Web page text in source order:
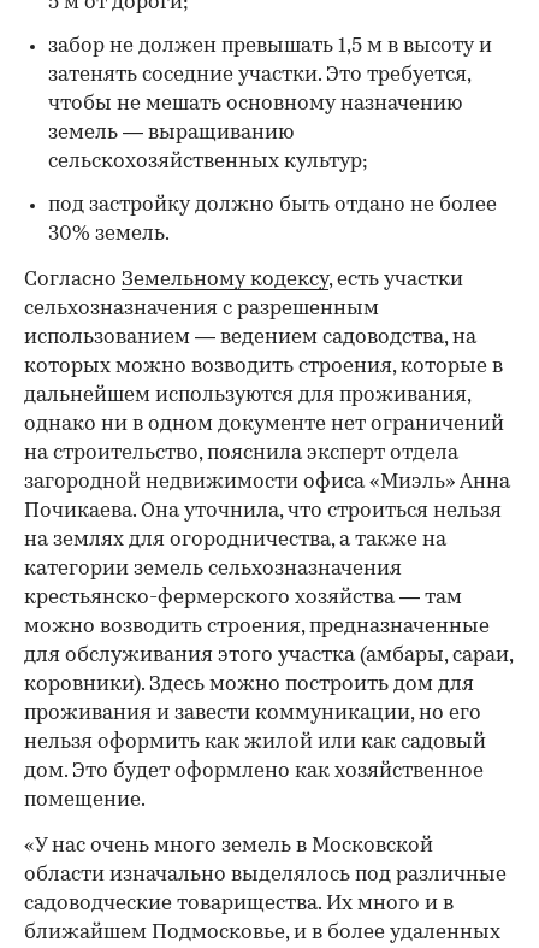
забор не должен превышать 1,5 м в высоту и
затенять соседние участки. Это требуется,
чтобы не мешать основному назначению
земель — выращиванию
сельскохозяйственных культур;
под застройку должно быть отдано не более
30% земель.
Согласно Земельному кодексу, есть участки
сельхозназначения с разрешенным
использованием — ведением садоводства, на
которых можно возводить строения, которые в
дальнейшем используются для проживания,
однако ни в одном документе нет ограничений
на строительство, пояснила эксперт отдела
загородной недвижимости офиса «Миэль» Анна
Почикаева. Она уточнила, что строиться нельзя
на землях для огородничества, а также на
категории земель сельхозназначения
крестьянско-фермерского хозяйства — там
можно возводить строения, предназначенные
для обслуживания этого участка (амбары, сараи,
коровники). Здесь можно построить дом для
проживания и завести коммуникации, но его
нельзя оформить как жилой или как садовый
дом. Это будет оформлено как хозяйственное
помещение.
«У нас очень много земель в Московской
области изначально выделялось под различные
садоводческие товарищества. Их много и в
ближайшем Подмосковье, и в более удаленных